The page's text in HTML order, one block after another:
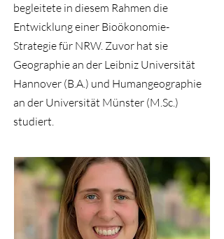
begleitete in diesem Rahmen die
Entwicklung einer Bioökonomie-
Strategie für NRW. Zuvor hat sie
Geographie an der Leibniz Universität
Hannover (B.A.) und Humangeographie
an der Universität Münster (M.Sc.)
studiert.​